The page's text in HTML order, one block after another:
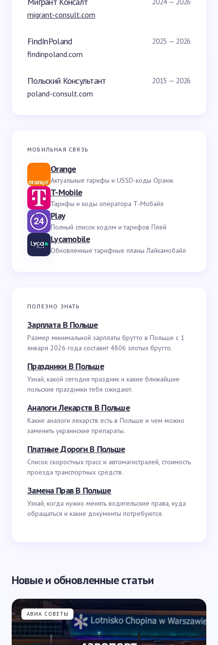
migrant-consult.com
FindInPoland 2025 — 2026
findinpoland.com
Польский Консультант 2015 — 2026
poland-consult.com
МОБИЛЬНАЯ СВЯЗЬ
Orange
Актуальные тарифы и USSD-коды Оранж
T-Mobile
Тарифы и коды оператора Т-Мобайл
Play
Полный список кодом и тарифов Плей
Lycamobile
Обновленные тарифные планы Лайкамобайл
ПОЛЕЗНО ЗНАТЬ
Зарплата В Польше
Размер минимальной зарплаты брутто в Польше с 1
января 2026 года составит 4806 злотых брутто.
Праздники В Польше
Узнай, какой сегодня праздник и какие ближайшие
польские праздники тебя ожидают.
Аналоги Лекарств В Польше
Какие аналоги лекарств есть в Польше и чем можно
заменить украинские препараты.
Платные Дороги В Польше
Список скоростных трасс и автомагистралей, стоимость
проезда транспортных средств.
Замена Прав В Польше
Узнай, когда нужно менять водительские права, куда
обращаться и какие документы потребуются.
Новые и обновленные статьи
АВИА СОВЕТЫ